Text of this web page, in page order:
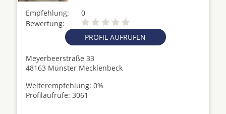
Empfehlung:
0
Bewertung:
PROFIL AUFRUFEN
Meyerbeerstraße 33
48163 Münster Mecklenbeck
Weiterempfehlung: 0%
Profilaufrufe: 3061